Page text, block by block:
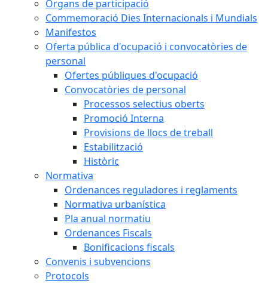
Òrgans de participació
Commemoració Dies Internacionals i Mundials
Manifestos
Oferta pública d'ocupació i convocatòries de
personal
Ofertes públiques d'ocupació
Convocatòries de personal
Processos selectius oberts
Promoció Interna
Provisions de llocs de treball
Estabilització
Històric
Normativa
Ordenances reguladores i reglaments
Normativa urbanística
Pla anual normatiu
Ordenances Fiscals
Bonificacions fiscals
Convenis i subvencions
Protocols